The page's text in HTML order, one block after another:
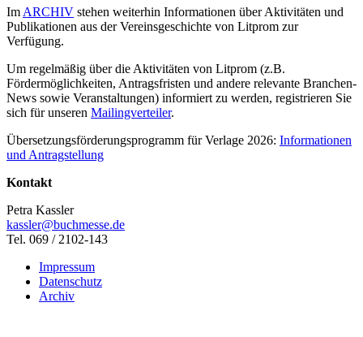
Im ARCHIV stehen weiterhin Informationen über Aktivitäten und
Publikationen aus der Vereinsgeschichte von Litprom zur
Verfügung.
Um regelmäßig über die Aktivitäten von Litprom (z.B.
Fördermöglichkeiten, Antragsfristen und andere relevante Branchen-
News sowie Veranstaltungen) informiert zu werden, registrieren Sie
sich für unseren Mailingverteiler.
Übersetzungsförderungsprogramm für Verlage 2026: Informationen
und Antragstellung
Kontakt
Petra Kassler
kassler@buchmesse.de
Tel. 069 / 2102-143
Impressum
Datenschutz
Archiv